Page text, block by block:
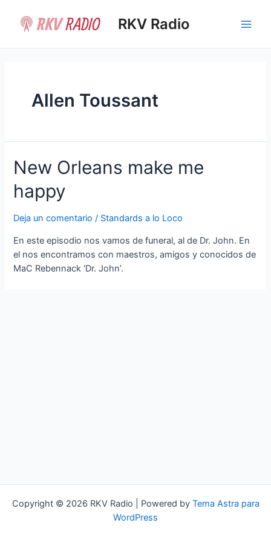
contenido
RKV Radio
Allen Toussant
New Orleans make me
happy
Deja un comentario / Standards a lo Loco
En este episodio nos vamos de funeral, al de Dr. John. En
el nos encontramos con maestros, amigos y conocidos de
MaC Rebennack ‘Dr. John’.
Copyright © 2026 RKV Radio | Powered by Tema Astra para
WordPress